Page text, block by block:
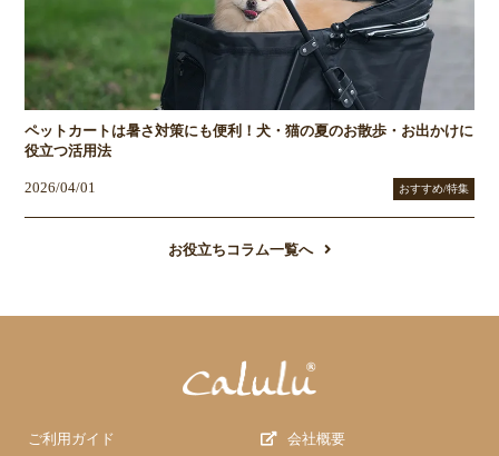
ペットカートは暑さ対策にも便利！犬・猫の夏のお散歩・お出かけに
役立つ活用法
2026/04/01 おすすめ/特集
お役立ちコラム一覧へ
ご利用ガイド 会社概要